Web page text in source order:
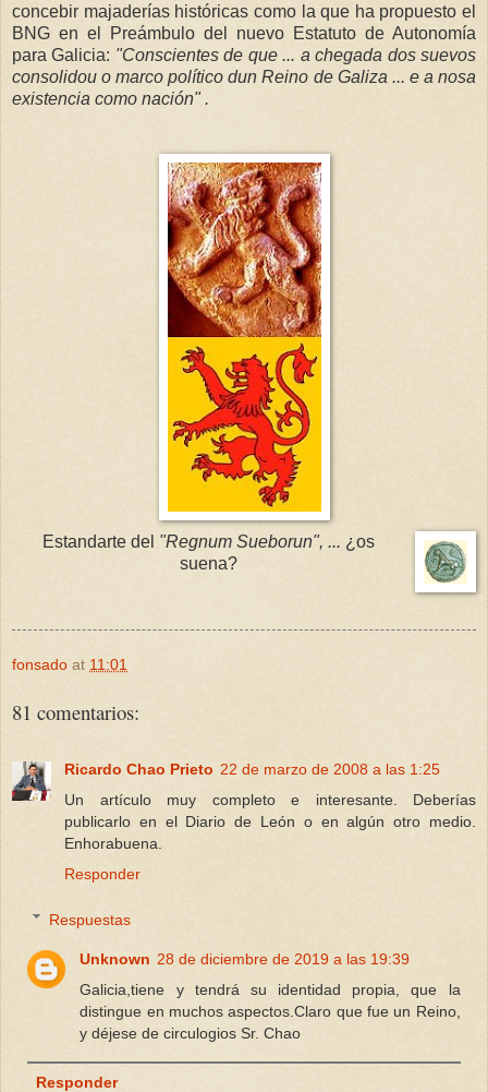
concebir majaderías históricas como la que ha propuesto el
BNG en el Preámbulo del nuevo Estatuto de Autonomía
para Galicia: "Conscientes de que ... a chegada dos suevos
consolidou o marco político dun Reino de Galiza ... e a nosa
existencia como nación" .
Estandarte del "Regnum Sueborun", ... ¿os
suena?
fonsado at 11:01
81 comentarios:
Ricardo Chao Prieto 22 de marzo de 2008 a las 1:25
Un artículo muy completo e interesante. Deberías
publicarlo en el Diario de León o en algún otro medio.
Enhorabuena.
Responder
Respuestas
Unknown 28 de diciembre de 2019 a las 19:39
Galicia,tiene y tendrá su identidad propia, que la
distingue en muchos aspectos.Claro que fue un Reino,
y déjese de circulogios Sr. Chao
Responder